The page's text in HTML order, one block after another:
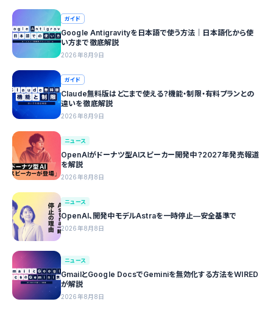
ガイド
Google Antigravityを日本語で使う方法｜日本語化から使
い方まで徹底解説
2026年8月9日
ガイド
Claude無料版はどこまで使える？機能・制限・有料プランとの
違いを徹底解説
2026年8月9日
ニュース
OpenAIがドーナツ型AIスピーカー開発中？2027年発売報道
を解説
2026年8月8日
ニュース
OpenAI、開発中モデルAstraを一時停止—安全基準で
2026年8月8日
ニュース
GmailとGoogle DocsでGeminiを無効化する方法をWIRED
が解説
2026年8月8日